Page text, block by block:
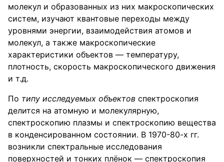
молекул и образованных из них макроскопических
систем, изучают квантовые переходы между
уровнями энергии, взаимодействия атомов и
молекул, а также макроскопические
характеристики объектов — температуру,
плотность, скорость макроскопического движения
и т.д.
По типу исследуемых объектов спектроскопия
делится на атомную и молекулярную,
спектроскопию плазмы и спектроскопию вещества
в конденсированном состоянии. В 1970-80-х гг.
возникли спектральные исследования
поверхностей и тонких плёнок — спектроскопия